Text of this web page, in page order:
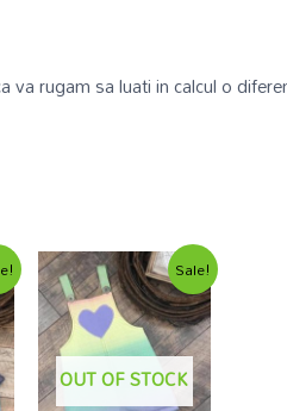
va rugam sa luati in calcul o
Sale!
OUT OF STOCK